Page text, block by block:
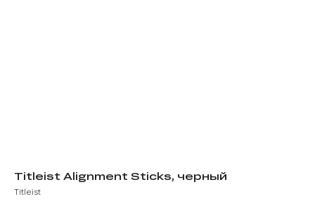
Titleist Alignment Sticks, черный
Titleist